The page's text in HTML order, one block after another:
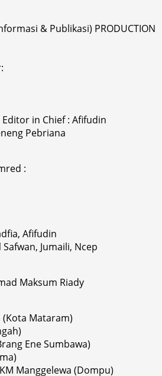
& Publikasi) PRODUCTION
in Chief : Afifudin
Pebriana
:
Afifudin
Jumaili, Ncep
Maksum Riady
Mataram)
Ene Sumbawa)
Manggelewa (Dompu)